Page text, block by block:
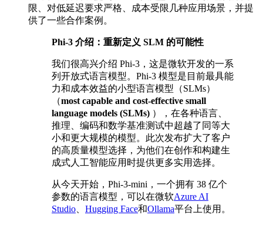
限、对低延迟要求严格、成本受限几种应用场景，并提
供了一些合作案例。
Phi-3 介绍：重新定义 SLM 的可能性
我们很高兴介绍 Phi-3，这是微软开发的一系
列开放式语言模型。Phi-3 模型是目前最具能
力和成本效益的小型语言模型（SLMs）
（most capable and cost-effective small
language models (SLMs) ），在各种语言、
推理、编码和数学基准测试中超越了同等大
小和更大规模的模型。此次发布扩大了客户
的高质量模型选择，为他们在创作和构建生
成式人工智能应用时提供更多实用选择。
从今天开始，Phi-3-mini，一个拥有 38 亿个
参数的语言模型，可以在微软Azure AI
Studio
Hugging Face和Ollama平台上使用。